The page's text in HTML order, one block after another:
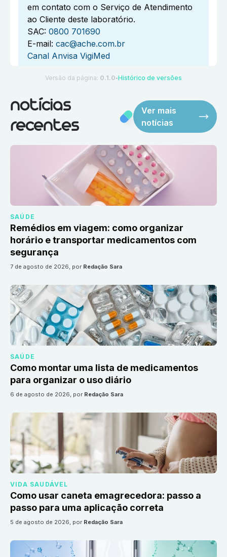
em contato com o Serviço de Atendimento
ao Cliente deste laboratório.
SAC: 0800 701690
E-mail: cac@ache.com.br
Canal Anvisa VigiMed
Versão da página: 0.1.0 ●Histórico de versões
notícias
recentes
Ver mais
notícias
SAÚDE
Remédios em viagem: como organizar
horário e transportar medicamentos com
segurança
7 de agosto de 2026, por Redação Sara
SAÚDE
Como montar uma lista de medicamentos
para organizar o uso diário
6 de agosto de 2026, por Redação Sara
VIDA SAUDÁVEL
Como usar caneta emagrecedora: passo a
passo para uma aplicação correta
5 de agosto de 2026, por Redação Sara